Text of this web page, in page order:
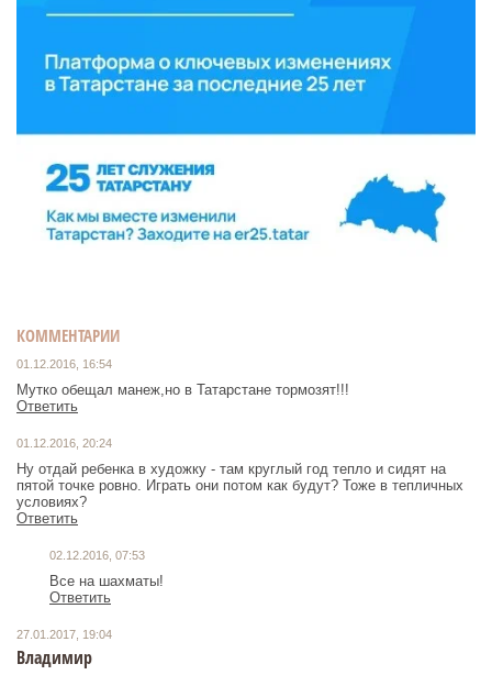
КОММЕНТАРИИ
01.12.2016, 16:54
Мутко обещал манеж,но в Татарстане тормозят!!!
Ответить
01.12.2016, 20:24
Ну отдай ребенка в художку - там круглый год тепло и сидят на
пятой точке ровно. Играть они потом как будут? Тоже в тепличных
условиях?
Ответить
02.12.2016, 07:53
Все на шахматы!
Ответить
27.01.2017, 19:04
Владимир